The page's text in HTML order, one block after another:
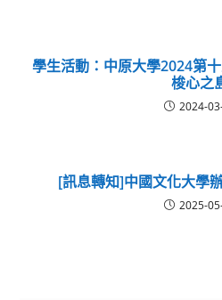
學生活動：中原大學2024第
梭心之
2024-
[訊息轉知]中國文化大學
2025-